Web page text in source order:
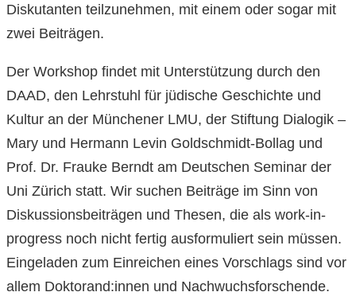
Diskutanten teilzunehmen, mit einem oder sogar mit
zwei Beiträgen.
Der Workshop findet mit Unterstützung durch den
DAAD, den Lehrstuhl für jüdische Geschichte und
Kultur an der Münchener LMU, der Stiftung Dialogik –
Mary und Hermann Levin Goldschmidt-Bollag und
Prof. Dr. Frauke Berndt am Deutschen Seminar der
Uni Zürich statt. Wir suchen Beiträge im Sinn von
Diskussionsbeiträgen und Thesen, die als work-in-
progress noch nicht fertig ausformuliert sein müssen.
Eingeladen zum Einreichen eines Vorschlags sind vor
allem Doktorand:innen und Nachwuchsforschende.